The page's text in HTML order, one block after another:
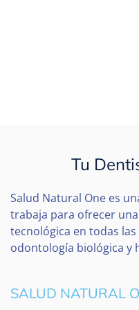
Tu
Salud Natural One es
trabaja para ofrecer
tecnológica en todas
odontología biológica y
SALUD NATURAL